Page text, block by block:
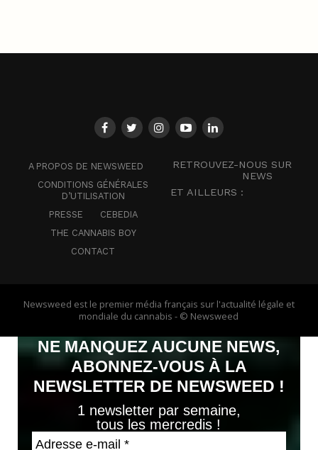
A PROPOS DE NEWSWEED
CONDITIONS GÉNÉRALES
D’UTILISATION
PRESSE
CEBEDIA
THE CANNABIS BOY
CONTACT
RETROUVEZ-NOUS SUR
NEWS
ET AILLEURS :
Newsweed est le premier média français sur l'actualité légale et
mondiale du cannabis - © Newsweed
NE MANQUEZ AUCUNE NEWS,
ABONNEZ-VOUS À LA
NEWSLETTER DE NEWSWEED !
1 newsletter par semaine,
tous les mercredis !